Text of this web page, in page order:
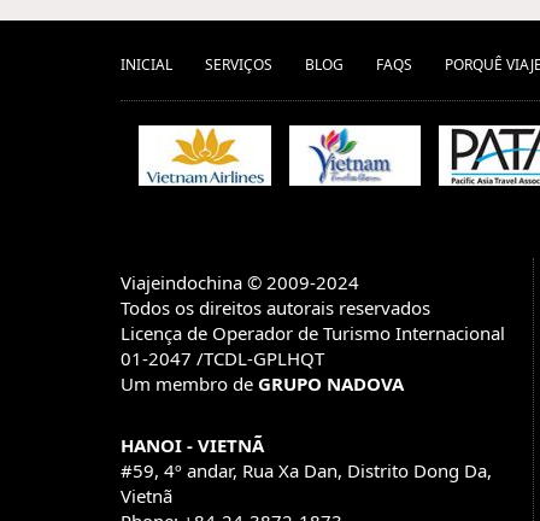
INICIAL SERVIÇOS BLOG FAQS PORQUÊ
Viajeindochina © 2009-2024
Todos os direitos autorais reservados
Licença de Operador de Turismo Internacional
01-2047 /TCDL-GPLHQT
Um membro de GRUPO NADOVA
HANOI - VIETNÃ
#59, 4º andar, Rua Xa Dan, Distrito Dong Da,
Vietnã